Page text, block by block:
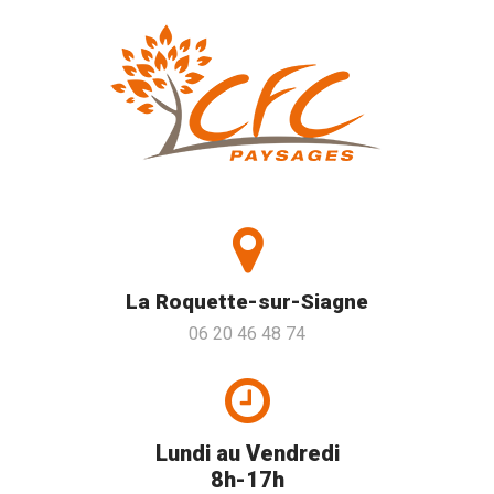
La Roquette-sur-Siagne
06 20 46 48 74
Lundi au Vendredi
8h-17h